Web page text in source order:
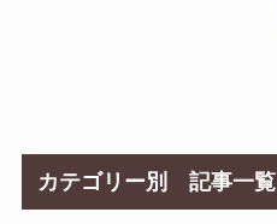
カテゴリー別 記事一覧